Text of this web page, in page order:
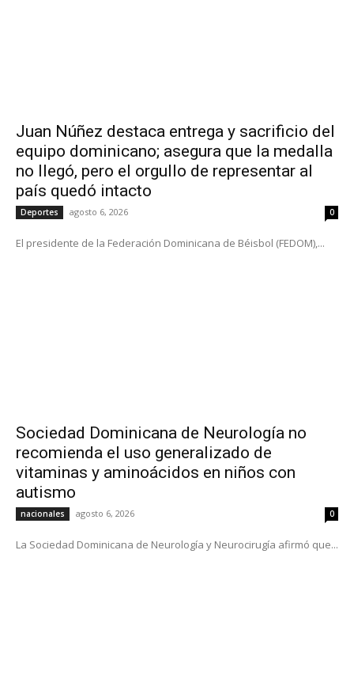
Juan Núñez destaca entrega y sacrificio del
equipo dominicano; asegura que la medalla
no llegó, pero el orgullo de representar al
país quedó intacto
Deportes agosto 6, 2026 0
El presidente de la Federación Dominicana de Béisbol (FEDOM),...
Sociedad Dominicana de Neurología no
recomienda el uso generalizado de
vitaminas y aminoácidos en niños con
autismo
nacionales agosto 6, 2026 0
La Sociedad Dominicana de Neurología y Neurocirugía afirmó que...